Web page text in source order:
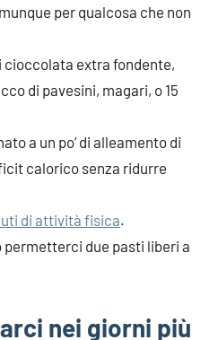
per qualcosa che non
cioccolata extra fondente,
di pavesini, magari, o 15
a un po’ di alleamento di
calorico senza ridurre
di attività fisica.
permetterci due pasti liberi a
nei giorni più